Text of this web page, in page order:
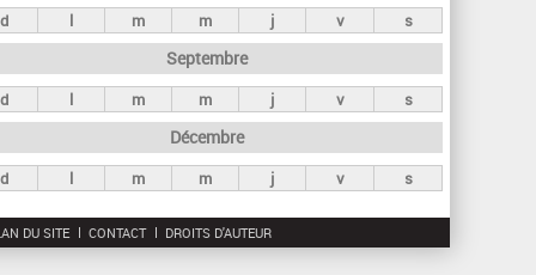
d l m m j v s
Septembre
d l m m j v s
Décembre
d l m m j v s
DU SITE CONTACT DROITS D'AUTEUR